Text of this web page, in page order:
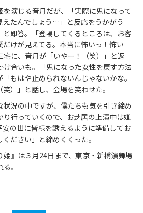
演じる音月だが、「実際に鬼になって
えたんでしょう…」と反応をうかがう
と即答。「登場してくるところは、お客
だけが見えてる。本当に怖いっ！怖い
宅に、音月が「いやー！（笑）」と返
け合いも。「鬼になった女性を戻す方法
もはや止められないんじゃないかな。
）」と話し、会場を笑わせた。
況の中ですが、僕たちも気を引き締め
り行っていくので、お芝居の上演中は嫌
安の世に皆様を誘えるように準備してお
ださい」と締めくくった。
』は３月24日まで、東京・新橋演舞場
。